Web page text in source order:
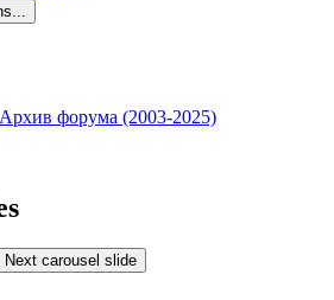
Архив форума (2003-2025)
Next carousel slide